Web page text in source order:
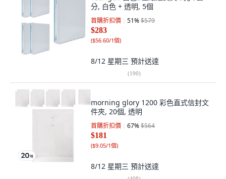
分, 白色 + 透明, 5個
首購折扣價 51%$579
$283
($56.60/1個)
8/12 星期三 預計送達
(190)
morning glory 1200 彩色直式信封文
件夾, 20個, 透明
首購折扣價 67%$564
$181
($9.05/1個)
8/12 星期三 預計送達